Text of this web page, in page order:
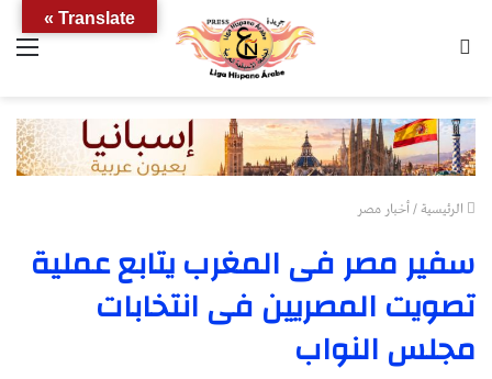
الرئيسية/أخبار مصر
سفير مصر فى المغرب يتابع عملية
تصويت المصريين فى انتخابات
مجلس النواب
Translate »